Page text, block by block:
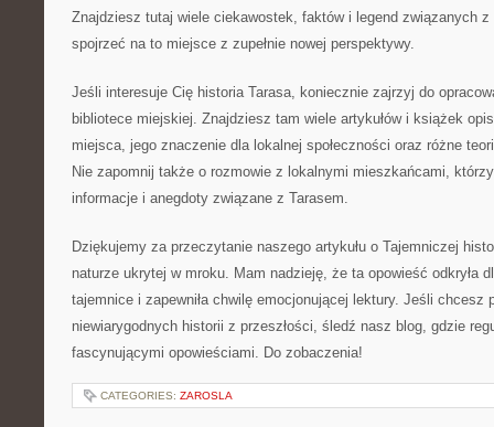
Znajdziesz⁢ tutaj wiele ciekawostek, faktów i legend związanych
spojrzeć na to miejsce z zupełnie nowej ⁣perspektywy.
Jeśli interesuje Cię historia Tarasa, koniecznie⁤ zajrzyj ⁣do
bibliotece miejskiej. Znajdziesz⁣ tam ‍wiele artykułów i książek
miejsca, jego znaczenie dla lokalnej społeczności oraz różne‌
Nie zapomnij ​także o‌ rozmowie⁢ z lokalnymi mieszkańcami,
informacje⁣ i anegdoty związane z⁣ Tarasem.
Dziękujemy za przeczytanie ⁤naszego⁤ artykułu o Tajemniczej
naturze ukrytej‌ w mroku. Mam nadzieję, że ta opowieść⁢ odkryła
tajemnice i zapewniła chwilę emocjonującej lektury. Jeśli chcesz
⁣niewiarygodnych historii z przeszłości, śledź nasz blog,⁣ gdzie
fascynującymi opowieściami. Do zobaczenia!
CATEGORIES: ZAROSLA